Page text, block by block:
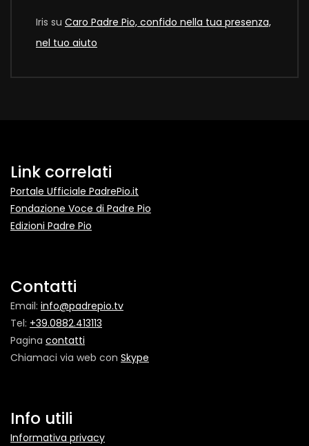
Iris su Caro Padre Pio, confido nella tua presenza,
nel tuo aiuto
Link correlati
Portale Ufficiale PadrePio.it
Fondazione Voce di Padre Pio
Edizioni Padre Pio
Contatti
Email: info@padrepio.tv
Tel: +39.0882.413113
Pagina contatti
Chiamaci via web con Skype
Info utili
Informativa privacy